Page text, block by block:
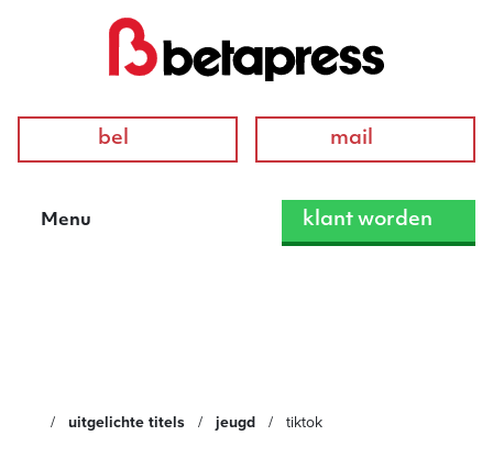
bel mail
Menu klant worden
uitgelichte titels jeugd tiktok